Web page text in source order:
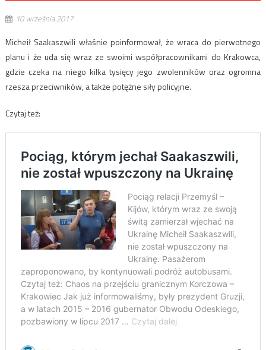
10 września 2017
Micheił Saakaszwili właśnie poinformował, że wraca do pierwotnego
planu i że uda się wraz ze swoimi współpracownikami do Krakowca,
gdzie czeka na niego kilka tysięcy jego zwolenników oraz ogromna
rzesza przeciwników, a także potężne siły policyjne.
Czytaj też: